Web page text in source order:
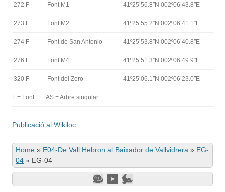
272 F Font M1 41º25’56.8″N 002º06’43.8″E
273 F Font M2 41º25’55.2″N 002º06’41.1″E
274 F Font de San Antonio 41º25’53.8″N 002º06’40.8″E
276 F Font M4 41º25’51.3″N 002º06’49.9″E
320 F Font del Zero 41º25’06.1″N 002º06’23.0″E
F = Font AS = Arbre singular
Publicació al Wikiloc
Home » E04-De Vall Hebron al Baixador de Vallvidrera » EG-
04 » EG-04